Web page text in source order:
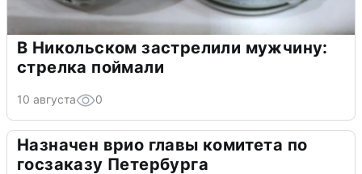
В Никольском застрелили мужчину:
стрелка поймали
10 августа 0
Назначен врио главы комитета по
госзаказу Петербурга